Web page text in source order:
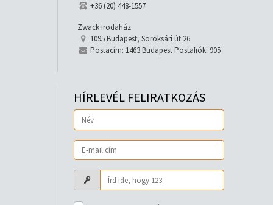
+36 (20) 448-1557
Zwack irodaház
1095 Budapest, Soroksári út 26
Postacím: 1463 Budapest Postafiók: 905
HÍRLEVÉL FELIRATKOZÁS